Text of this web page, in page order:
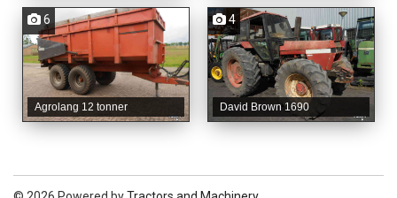
6
Agrolang 12 tonner
4
David Brown 1690